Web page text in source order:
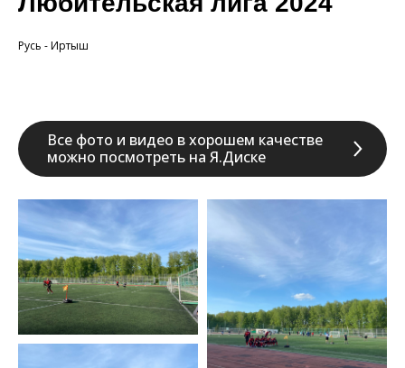
Русь - Иртыш
Все фото и видео в хорошем качестве
можно посмотреть на Я.Диске